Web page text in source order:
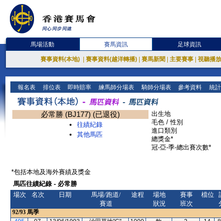
馬場活動 賽馬資訊 足球資訊
賽事資料(本地) 賽事資料(越洋轉播) 賽馬新聞 主要賽事 視聽播
報名表 排位表 即時賠率 練馬師分場表 騎師分場表 參考資料 統
必常勝 (BJ177) (已退役)
往績紀錄
其他馬匹
出生地
毛色 / 性別
進口類別
總獎金*
冠-亞-季-總出賽次數*
*包括本地及海外賽績及獎金
馬匹往績紀錄 - 必常勝
場次
名次 日期
馬場/跑道/
賽道
途程
場地
狀況
賽事
班次
檔位
92/93 馬季